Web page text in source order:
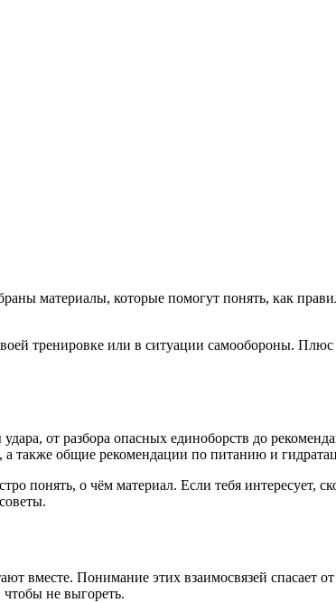
материалы, которые помогут понять, как
тренировке или в ситуации самообороны.
от разбора опасных единоборств до
также общие рекомендации по питанию и
понять, о чём материал. Если тебя интересует,
вместе. Понимание этих взаимосвязей спасает от
не выгореть.